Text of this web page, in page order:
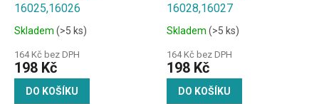
16025,16026
Skladem (>5 ks)
164 Kč bez DPH
198 Kč
DO KOŠÍKU
16028,16027
Skladem (>5 ks)
164 Kč bez DPH
198 Kč
DO KOŠÍKU